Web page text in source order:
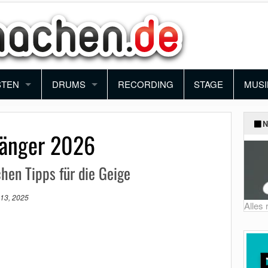
DRUMS
SCHLAGZEUG
PERCUSSION
RECORDING STAGE
FUN
2026
Tipps für die Geige
2025
Alles